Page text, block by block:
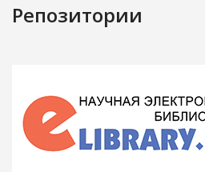
Репозитории